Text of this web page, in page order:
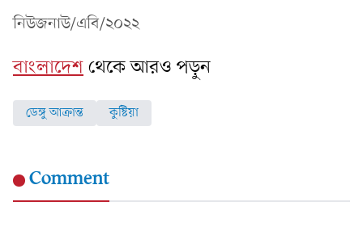
নিউজনাউ/এবি/২০২২
বাংলাদেশথেকে আরও পড়ুন
ডেঙ্গু আক্রান্ত কুষ্টিয়া
Comment